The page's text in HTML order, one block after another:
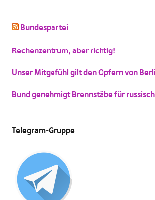
(Vergrößern
Bundespartei
Rechenzentrum, aber richtig!
Unser Mitgefühl gilt den Opfern von
Bund genehmigt Brennstäbe für
Telegram-Gruppe